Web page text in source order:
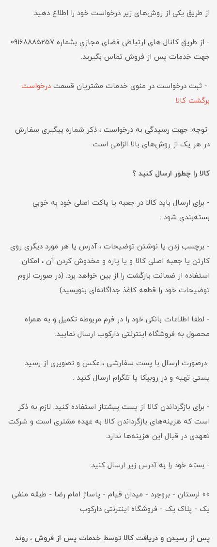
از طریق یکی از روش‌های زیر درخواست خود را اطلاع دهید:
- از طریق کانال های ارتباطی فضای مجازی بشماره 09168885257
جهت خدمات پس از فروش تماس بگیرید.
- ثبت درخواست در منوی خدمات مشتریان قسمت درخواست
برگشت کالا
توجه: جهت رسیدگی به درخواست ، ذکر شماره پیگیری سفارش
در هر یک از روش‌های بالا الزامی است.
کالا را چطور ارسال کنید ؟
- برای ارسال باید کالا در جعبه یا پاکت اصلی خود به ‏خوبی
بسته‌بندی شود .
- برچسب زدن یا نوشتن توضیحات ، آدرس یا هر مورد دیگری روی
کارتن یا جعبه اصلی کالا و یا پاره و مخدوش کردن آن ، امکان
استفاده از ضمانت بازگشت را از بین خواهد برد. (در صورت لزوم
توضیحات خود را قطعه کاغذ جداگانه‌ای بنویسید)
- لطفا اطلاعات بانکی خود را در فرم مربوطه تکمیل و به همراه
محصول به فروشگاه اینترنتی دارکوب ارسال نمایید.
-درصورت ارسال با پست سفارشی ، عکس و تصویری از رسید
پستی تهیه و در روبیکا یا تلگرام ارسال کنید .
- برای بازگرداندن کالا از پست پیشتاز استفاده کنید. لازم به ذکر
است که هزینه‌های بازگرداندن کالا به عهده مشتری است و شرکت
تعهدی در قبال این هزینه‌ها ندارد.
- بسته خود را به آدرس زیر ارسال کنید:
»» لرستان - بروجرد - میدان قیام - پاساژ امام رضا - طبقه منفی
یک - پلاک یک - فروشگاه اینترنتی دارکوب
پس از رسیدن و دریافت کالا توسط خدمات پس از فروش ، روند